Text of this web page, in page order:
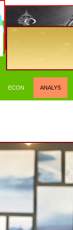
ECON ANALYS